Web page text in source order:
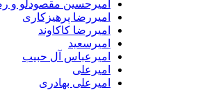
امیرحسین مقصودلو و رضا پیشرو
امیررضا پرهیزکاری
امیررضا کاکاوند
امیرسعید
امیرعباس آل حبیب
امیرعلی
امیرعلی بهادری